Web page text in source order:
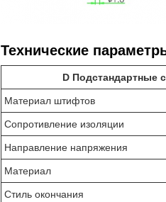
Технические
D Подстандартные
Материал штифтов
Сопротивление изоляции
Направление напряжения
Материал
Стиль окончания